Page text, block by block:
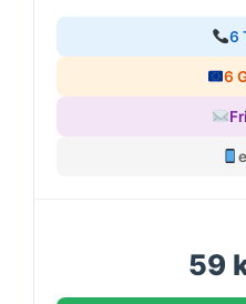
6
6
59